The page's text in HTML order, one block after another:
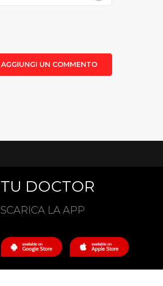
AGGIUNGI UN COMMENTO
TU DOCTOR
SCARICA LA APP